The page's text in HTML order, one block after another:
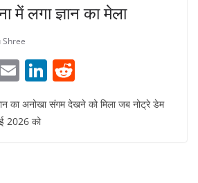
में लगा ज्ञान का मेला
Shree
E
m
ai
Li
n
k
e
d
का अनोखा संगम देखने को मिला जब नोट्रे डेम
2026 को